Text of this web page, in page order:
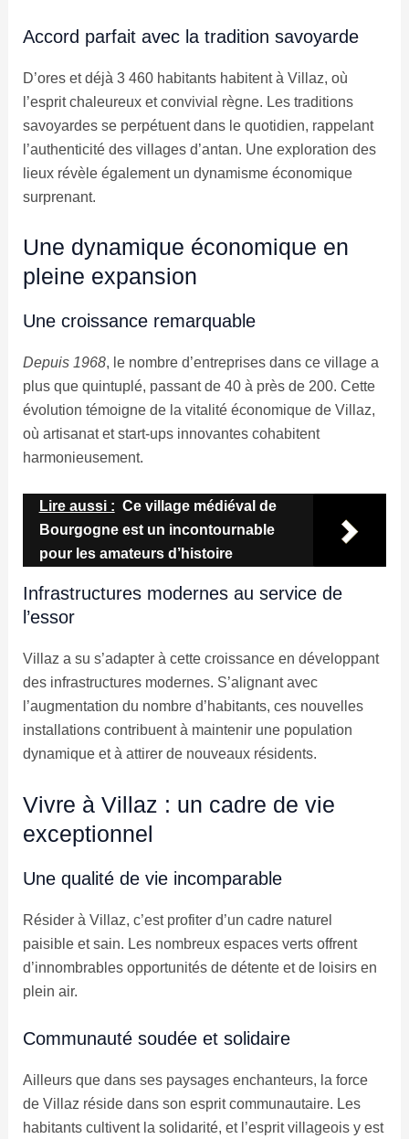
Accord parfait avec la tradition savoyarde
D’ores et déjà 3 460 habitants habitent à Villaz, où
l’esprit chaleureux et convivial règne. Les traditions
savoyardes se perpétuent dans le quotidien, rappelant
l’authenticité des villages d’antan. Une exploration des
lieux révèle également un dynamisme économique
surprenant.
Une dynamique économique en
pleine expansion
Une croissance remarquable
Depuis 1968, le nombre d’entreprises dans ce village a
plus que quintuplé, passant de 40 à près de 200. Cette
évolution témoigne de la vitalité économique de Villaz,
où artisanat et start-ups innovantes cohabitent
harmonieusement.
Lire aussi : Ce village médiéval de
Bourgogne est un incontournable
pour les amateurs d’histoire
Infrastructures modernes au service de
l’essor
Villaz a su s’adapter à cette croissance en développant
des infrastructures modernes. S’alignant avec
l’augmentation du nombre d’habitants, ces nouvelles
installations contribuent à maintenir une population
dynamique et à attirer de nouveaux résidents.
Vivre à Villaz : un cadre de vie
exceptionnel
Une qualité de vie incomparable
Résider à Villaz, c’est profiter d’un cadre naturel
paisible et sain. Les nombreux espaces verts offrent
d’innombrables opportunités de détente et de loisirs en
plein air.
Communauté soudée et solidaire
Ailleurs que dans ses paysages enchanteurs, la force
de Villaz réside dans son esprit communautaire. Les
habitants cultivent la solidarité, et l’esprit villageois y est